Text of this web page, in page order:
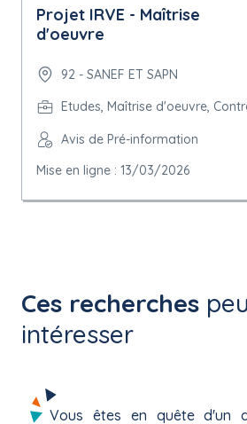
Projet IRVE - Maîtrise
d'oeuvre
92 - SANEF ET SAPN
Etudes, Maîtrise d'oeuvre,
Avis de Pré-information
Mise en ligne : 13/03/2026
Ces recherches
intéresser
Vous êtes en quête d'un